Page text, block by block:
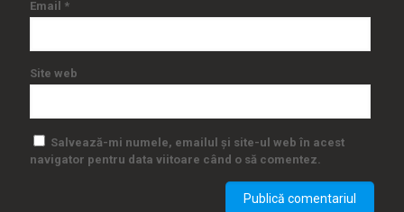
Email *
Site web
Salvează-mi numele, emailul și site-ul web în acest
navigator pentru data viitoare când o să comentez.